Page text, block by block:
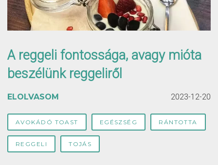
A reggeli fontossága, avagy mióta
beszélünk reggeliről
ELOLVASOM 2023-12-20
AVOKÁDÓ TOAST EGÉSZSÉG RÁNTOTTA
REGGELI TOJÁS